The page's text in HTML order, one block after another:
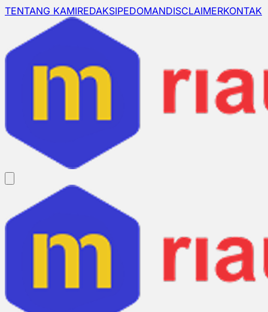
TENTANG KAMIREDAKSIPEDOMANDISCLAIMERKONTAK